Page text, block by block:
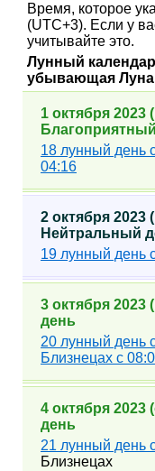
Время, которое
(UTC+3). Если у
учитывайте это.
Лунный
убывающая Луна
1 октября 2023
18 лунный день
04:16
2 октября 2023
Нейтральный
19 лунный день
3 октября 2023
день
20 лунный день
Близнецах с
4 октября 2023
день
21 лунный день
Близнецах